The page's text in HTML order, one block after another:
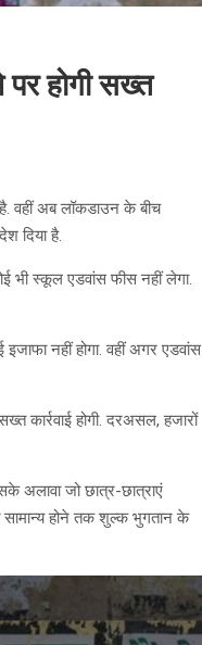
होगी सख्त
वहीं अब लॉकडाउन के बीच
दिया है.
भी स्कूल एडवांस फीस नहीं लेगा.
नहीं होगा. वहीं अगर एडवांस
कार्रवाई होगी. दरअसल, हजारों
अलावा जो छात्र-छात्राएं
सामान्य होने तक शुल्क भुगतान के